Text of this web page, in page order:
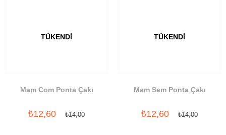
TÜKENDI
Mam Com Ponta Çakı
₺12,60 ₺14,00
TÜKENDI
Mam Sem Ponta Çakı
₺12,60 ₺14,00